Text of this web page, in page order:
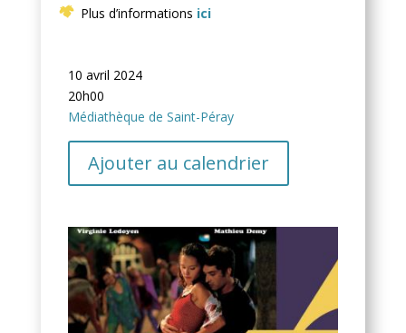
Plus d’informations ici
10 avril 2024
20h00
Médiathèque de Saint-Péray
Ajouter au calendrier